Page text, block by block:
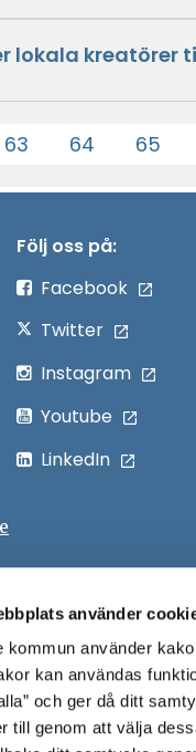
använder
kommun använder
kan användas
och ger då ditt
till genom att välja
lokala kreatörer
63 64 65
Följ oss på:
Facebook
Twitter
Instagram
Youtube
LinkedIn